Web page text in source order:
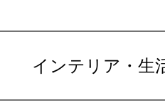
インテリア・生